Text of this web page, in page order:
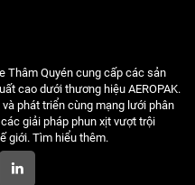
Thâm Quyén cung cấp các sản
cao dưới thương hiệu AEROPAK.
phát triển cùng mạng lưới phân
giải pháp phun xịt vượt trội
giới. Tìm hiểu thêm.